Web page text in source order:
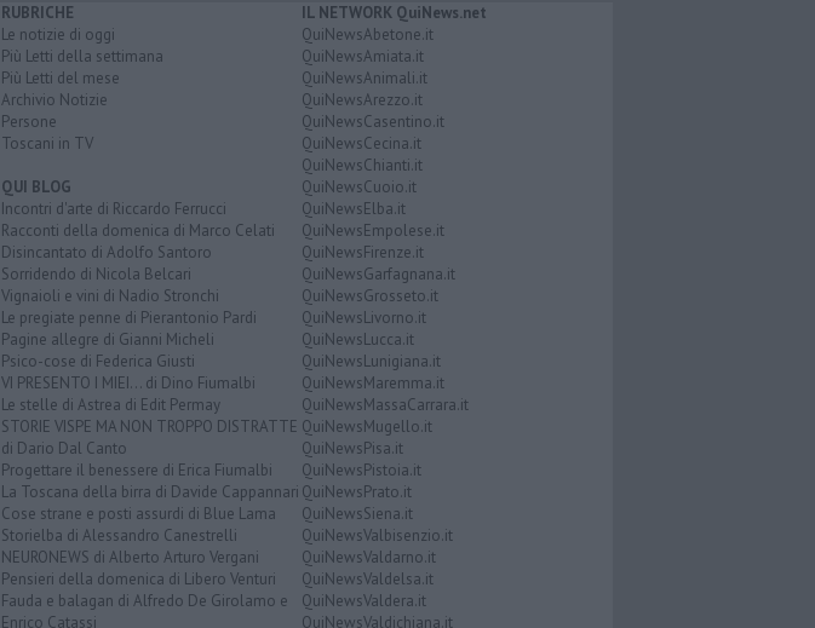
RUBRICHE
Le notizie di oggi
Più Letti della settimana
Più Letti del mese
Archivio Notizie
Persone
Toscani in TV
QUI BLOG
Incontri d'arte di Riccardo Ferrucci
Racconti della domenica di Marco Celati
Disincantato di Adolfo Santoro
Sorridendo di Nicola Belcari
Vignaioli e vini di Nadio Stronchi
Le pregiate penne di Pierantonio Pardi
Pagine allegre di Gianni Micheli
Psico-cose di Federica Giusti
VI PRESENTO I MIEI... di Dino Fiumalbi
Le stelle di Astrea di Edit Permay
STORIE VISPE MA NON TROPPO DISTRATTE
di Dario Dal Canto
Progettare il benessere di Erica Fiumalbi
La Toscana della birra di Davide Cappannari
Cose strane e posti assurdi di Blue Lama
Storielba di Alessandro Canestrelli
NEURONEWS di Alberto Arturo Vergani
Pensieri della domenica di Libero Venturi
Fauda e balagan di Alfredo De Girolamo e
Enrico Catassi
IL NETWORK QuiNews.net
QuiNewsAbetone.it
QuiNewsAmiata.it
QuiNewsAnimali.it
QuiNewsArezzo.it
QuiNewsCasentino.it
QuiNewsCecina.it
QuiNewsChianti.it
QuiNewsCuoio.it
QuiNewsElba.it
QuiNewsEmpolese.it
QuiNewsFirenze.it
QuiNewsGarfagnana.it
QuiNewsGrosseto.it
QuiNewsLivorno.it
QuiNewsLucca.it
QuiNewsLunigiana.it
QuiNewsMaremma.it
QuiNewsMassaCarrara.it
QuiNewsMugello.it
QuiNewsPisa.it
QuiNewsPistoia.it
QuiNewsPrato.it
QuiNewsSiena.it
QuiNewsValbisenzio.it
QuiNewsValdarno.it
QuiNewsValdelsa.it
QuiNewsValdera.it
QuiNewsValdichiana.it